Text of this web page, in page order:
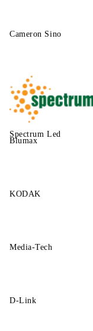
Cameron Sino
Spectrum Led
Blumax
KODAK
Media-Tech
D-Link